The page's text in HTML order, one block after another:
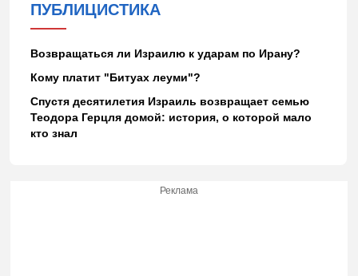
ПУБЛИЦИСТИКА
Возвращаться ли Израилю к ударам по Ирану?
Кому платит "Битуах леуми"?
Спустя десятилетия Израиль возвращает семью
Теодора Герцля домой: история, о которой мало
кто знал
Реклама